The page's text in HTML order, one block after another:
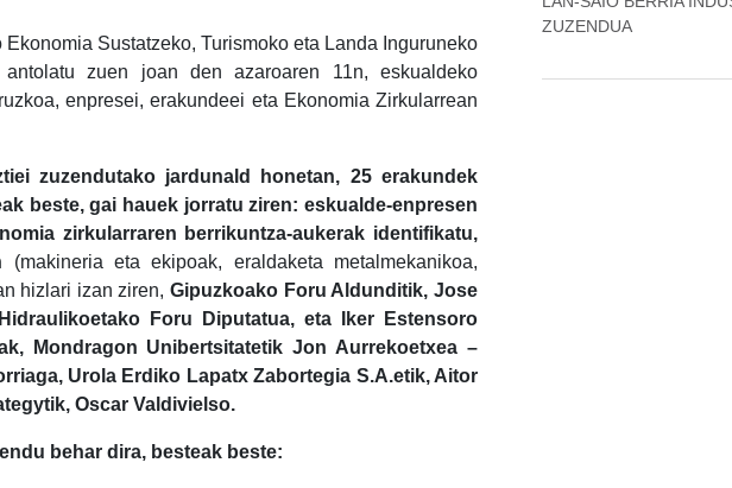
Sustatzeko, Turismoko eta Landa Inguruneko
zuen joan den azaroaren 11n, eskualdeko
enpresei, erakundeei eta Ekonomia Zirkularrean
zuzendutako jardunald honetan, 25 erakundek
beste, gai hauek jorratu ziren: eskualde-enpresen
zirkularraren berrikuntza-aukerak identifikatu,
(makineria eta ekipoak, eraldaketa metalmekanikoa,
hizlari izan ziren,Gipuzkoako Foru Aldunditik, Jose
Foru Diputatua, eta Iker Estensoro
Mondragon Unibertsitatetik Jon Aurrekoetxea –
Urola Erdiko Lapatx Zabortegia S.A.etik, Aitor
Oscar Valdivielso.
behar dira, besteak beste:
ZUZENDUA